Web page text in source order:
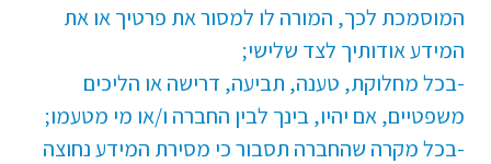
המוסמכת לכך, המורה לו למסור את פרטיך או את
המידע אודותיך לצד שלישי;
-בכל מחלוקת, טענה, תביעה, דרישה או הליכים
משפטיים, אם יהיו, בינך לבין החברה ו/או מי מטעמו;
-בכל מקרה שהחברה תסבור כי מסירת המידע נחוצה